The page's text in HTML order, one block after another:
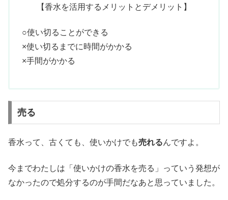
【香水を活用するメリットとデメリット】
○使い切ることができる
×使い切るまでに時間がかかる
×手間がかかる
売る
香水って、古くても、使いかけでも売れるんですよ。
今までわたしは「使いかけの香水を売る」っていう発想が
なかったので処分するのが手間だなあと思っていました。